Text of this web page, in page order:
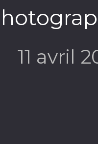
11 avril